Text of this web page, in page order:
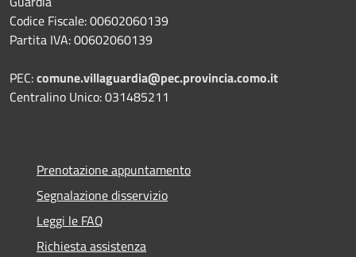
Codice Fiscale: 00602060139
Partita IVA: 00602060139
PEC:comune.villaguardia@pec.provincia.como.it
Centralino Unico: 031485211
Prenotazione appuntamento
Segnalazione disservizio
Leggi le FAQ
Richiesta assistenza